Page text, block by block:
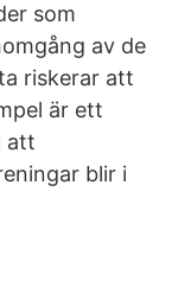
som
av de
riskerar att
är ett
att
blir i